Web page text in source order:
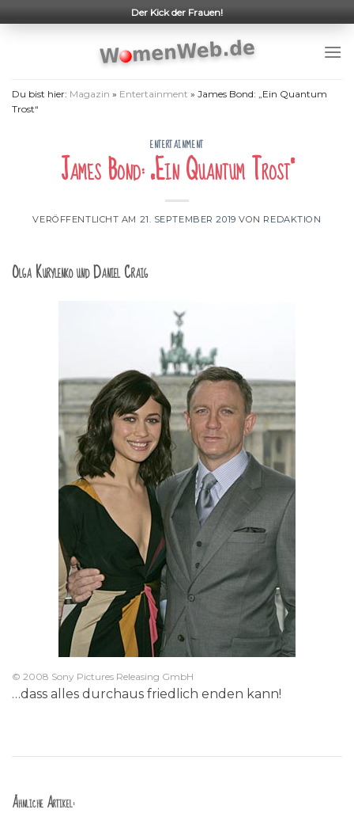
to
Der Kick der Frauen!
Du bist hier: Magazin » Entertainment » James Bond: „Ein Quantum
Trost“
ENTERTAINMENT
James Bond: „Ein Quantum Trost“
VERÖFFENTLICHT AM 21. SEPTEMBER 2019 VON REDAKTION
Olga Kurylenko und Daniel Craig
© 2008 Sony Pictures Releasing GmbH
…dass alles durchaus friedlich enden kann!
Ähnliche Artikel: